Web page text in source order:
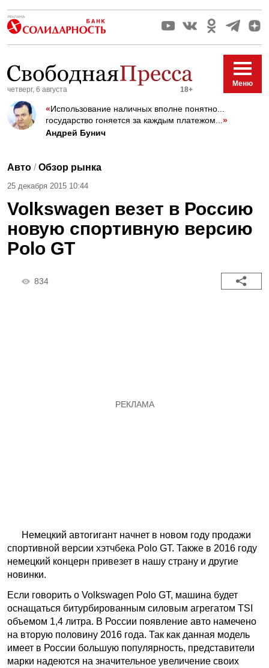
18+
четверг, 6 августа
Меню
«Использование наличных вполне понятно...
государство гоняется за каждым платежом... »
Андрей Бунич
Авто /Обзор рынка
25 декабря 2015 10:44
Volkswagen везет в Россию
новую спортивную версию
Polo GT
834
Немецкий автогигант начнет в новом году продажи
спортивной версии хэтчбека Polo GT. Также в 2016 году
немецкий концерн привезет в нашу страну и другие
новинки.
Если говорить о Volkswagen Polo GT, машина будет
оснащаться битурбированным силовым агрегатом TSI
объемом 1,4 литра. В России появление авто намечено
на вторую половину 2016 года. Так как данная модель
имеет в России большую популярность, представители
марки надеются на значительное увеличение своих